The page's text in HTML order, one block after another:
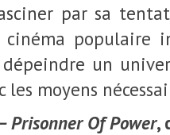
par sa
populaire
un
moyens
Prisonner Of Power,